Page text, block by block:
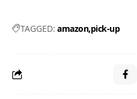
TAGGED: amazon pick-up